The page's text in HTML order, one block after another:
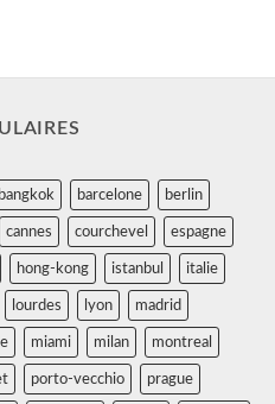
bangkok barcelone berlin
cannes courchevel espagne
hong-kong istanbul italie
lourdes lyon madrid
miami milan montreal
porto-vecchio prague